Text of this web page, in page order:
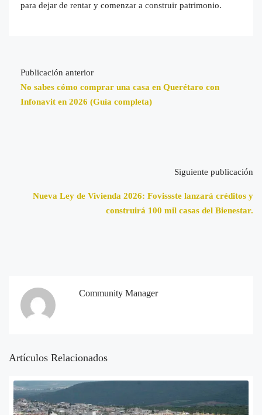
para dejar de rentar y comenzar a construir patrimonio.
Publicación anterior
No sabes cómo comprar una casa en Querétaro con
Infonavit en 2026 (Guía completa)
Siguiente publicación
Nueva Ley de Vivienda 2026: Fovissste lanzará créditos y
construirá 100 mil casas del Bienestar.
Community Manager
Artículos Relacionados